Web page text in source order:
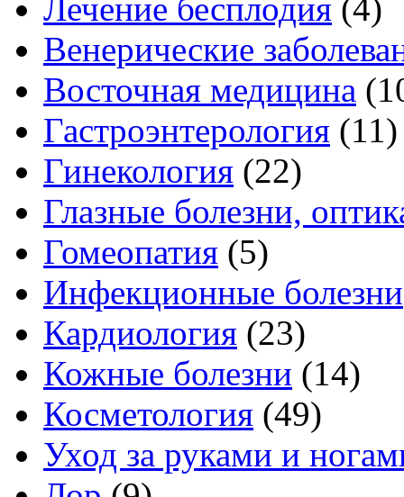
Лечение бесплодия (4)
Венерические
Восточная медицина
Гастроэнтерология (11)
Гинекология (22)
Глазные болезни,
Гомеопатия (5)
Инфекционные болезни
Кардиология (23)
Кожные болезни (14)
Косметология (49)
Уход за руками и